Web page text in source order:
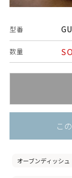
型番
数量
こ
オーブンディッシュ